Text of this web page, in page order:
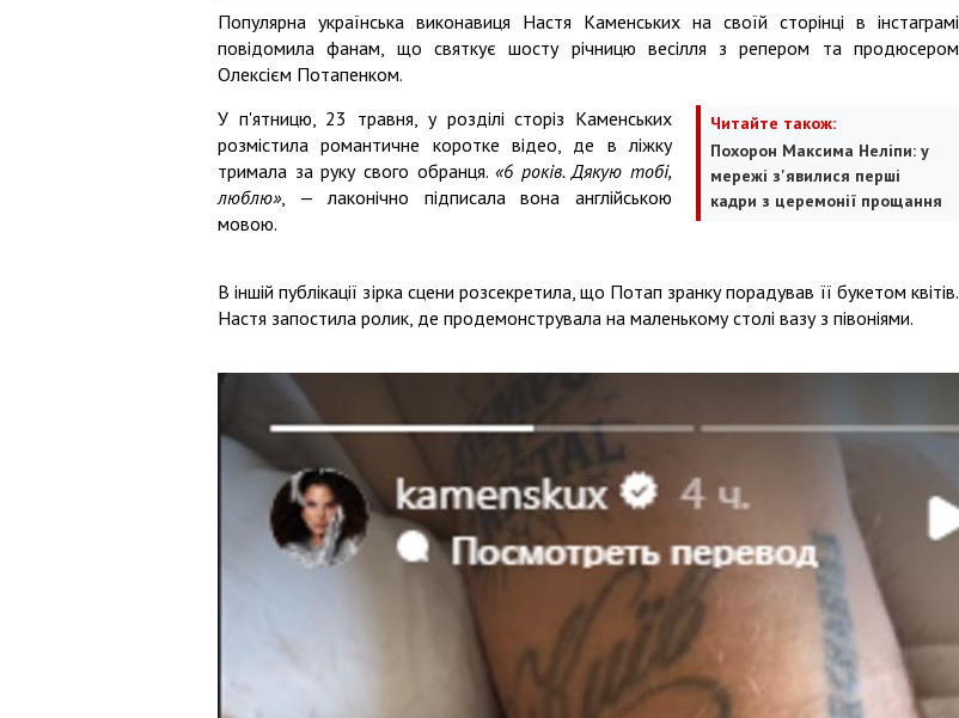
Популярна українська виконавиця Настя Каменських на своїй сторінці в інстаграмі
повідомила фанам, що святкує шосту річницю весілля з репером та продюсером
Олексієм Потапенком.
Читайте також:
Похорон Максима Неліпи: у
мережі з'явилися перші
кадри з церемонії прощання
У п'ятницю, 23 травня, у розділі сторіз Каменських
розмістила романтичне коротке відео, де в ліжку
тримала за руку свого обранця.«6 років. Дякую тобі,
люблю», — лаконічно підписала вона англійською
мовою.
В іншій публікації зірка сцени розсекретила, що Потап зранку порадував її букетом квітів.
Настя запостила ролик, де продемонструвала на маленькому столі вазу з півоніями.